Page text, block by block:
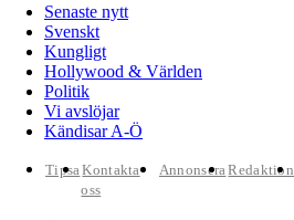
Senaste nytt
Svenskt
Kungligt
Hollywood & Världen
Politik
Vi avslöjar
Kändisar A-Ö
TipsaKontakta
oss
AnnonseraRedaktion